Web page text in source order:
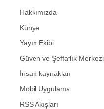
Hakkımızda
Künye
Yayın Ekibi
Güven ve Şeffaflık Merkezi
İnsan kaynakları
Mobil Uygulama
RSS Akışları